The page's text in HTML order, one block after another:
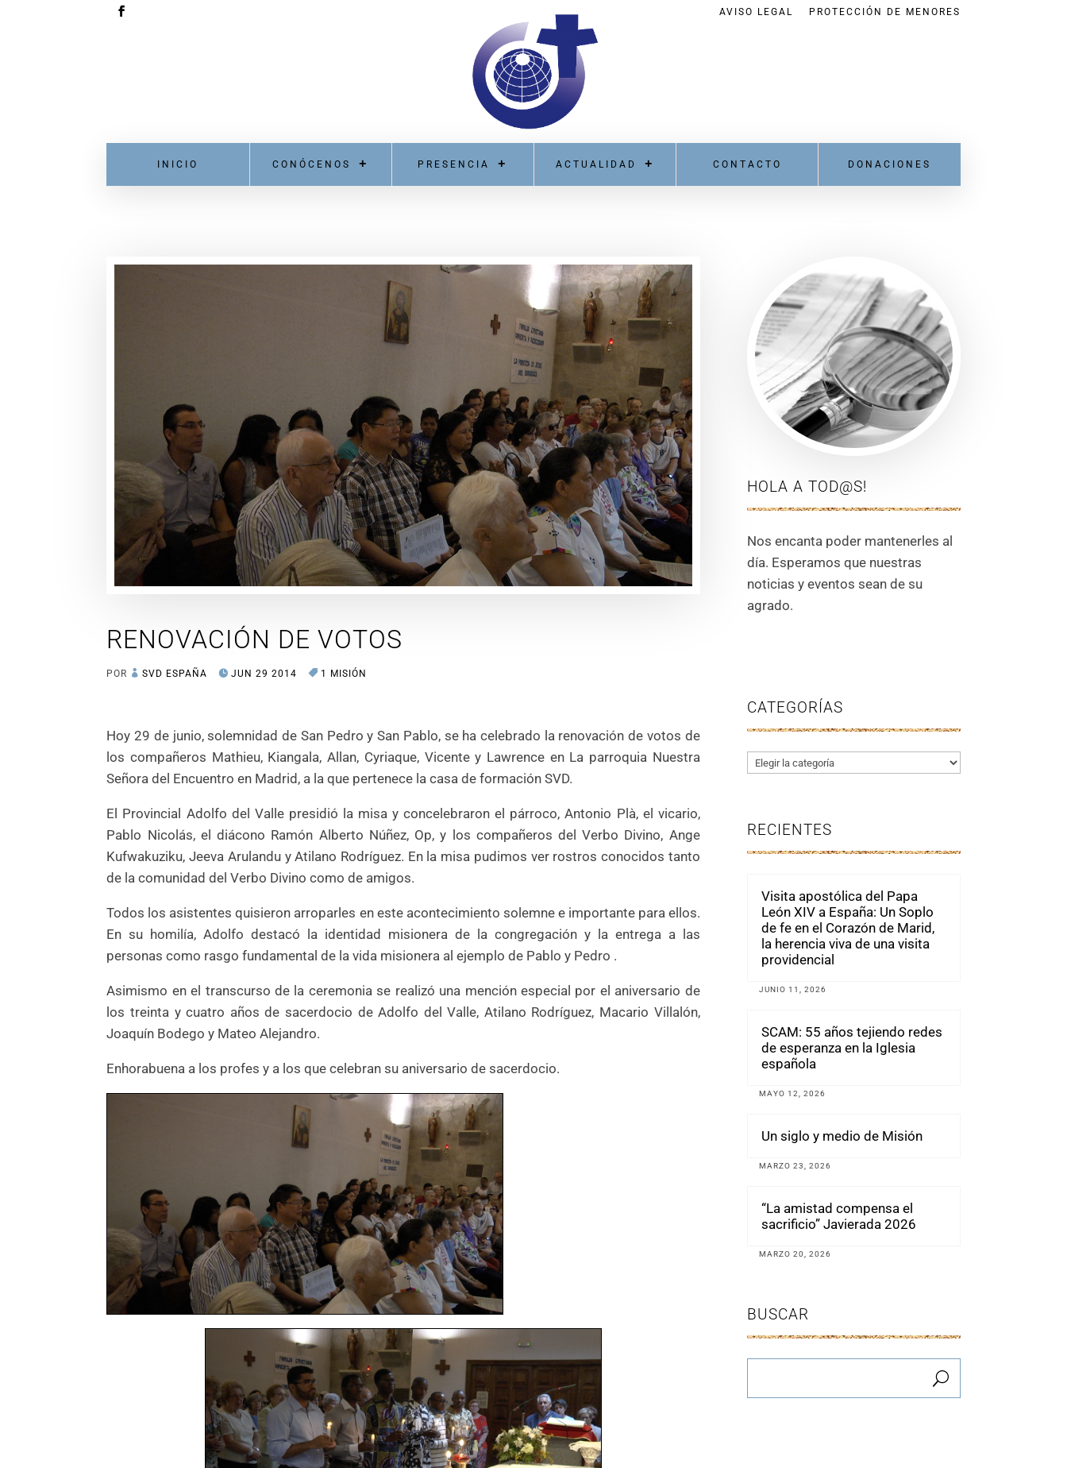
AVISO LEGAL PROTECCIÓN DE MENORES
INICIO CONÓCENOS PRESENCIA ACTUALIDAD CONTACTO DONACIONES
RENOVACIÓN DE VOTOS
POR SVD ESPAÑA JUN 29 2014 1 MISIÓN
Hoy 29 de junio, solemnidad de San Pedro y San Pablo, se ha celebrado la renovación de votos de
los compañeros Mathieu, Kiangala, Allan, Cyriaque, Vicente y Lawrence en La parroquia Nuestra
Señora del Encuentro en Madrid, a la que pertenece la casa de formación SVD.
El Provincial Adolfo del Valle presidió la misa y concelebraron el párroco, Antonio Plà, el vicario,
Pablo Nicolás, el diácono Ramón Alberto Núñez, Op, y los compañeros del Verbo Divino, Ange
Kufwakuziku, Jeeva Arulandu y Atilano Rodríguez. En la misa pudimos ver rostros conocidos tanto
de la comunidad del Verbo Divino como de amigos.
Todos los asistentes quisieron arroparles en este acontecimiento solemne e importante para ellos.
En su homilía, Adolfo destacó la identidad misionera de la congregación y la entrega a las
personas como rasgo fundamental de la vida misionera al ejemplo de Pablo y Pedro .
Asimismo en el transcurso de la ceremonia se realizó una mención especial por el aniversario de
los treinta y cuatro años de sacerdocio de Adolfo del Valle, Atilano Rodríguez, Macario Villalón,
Joaquín Bodego y Mateo Alejandro.
Enhorabuena a los profes y a los que celebran su aniversario de sacerdocio.
HOLA A TOD@S!
Nos encanta poder mantenerles al
día. Esperamos que nuestras
noticias y eventos sean de su
agrado.
CATEGORÍAS
Categorías
RECIENTES
Visita apostólica del Papa
León XIV a España: Un Soplo
de fe en el Corazón de Marid,
la herencia viva de una visita
providencial
JUNIO 11, 2026
SCAM: 55 años tejiendo redes
de esperanza en la Iglesia
española
MAYO 12, 2026
Un siglo y medio de Misión
MARZO 23, 2026
“La amistad compensa el
sacrificio” Javierada 2026
MARZO 20, 2026
BUSCAR